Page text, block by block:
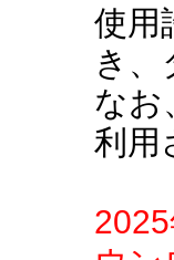
使用
き
なお
利用